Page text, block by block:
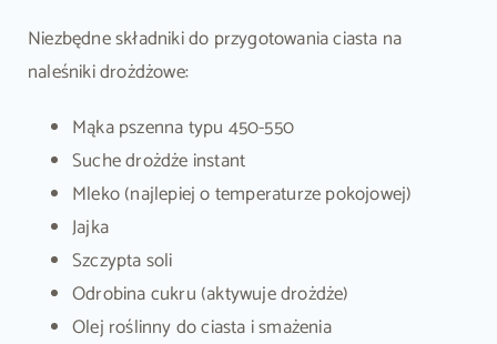
Niezbędne składniki do przygotowania ciasta na
naleśniki drożdżowe:
Mąka pszenna typu 450-550
Suche drożdże instant
Mleko (najlepiej o temperaturze pokojowej)
Jajka
Szczypta soli
Odrobina cukru (aktywuje drożdże)
Olej roślinny do ciasta i smażenia